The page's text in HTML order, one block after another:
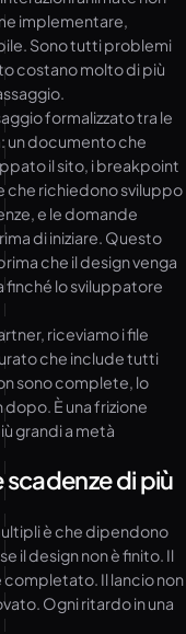
implementare,
Sono tutti problemi
costano molto di più
formalizzato tra le
un documento che
il sito, i breakpoint
che richiedono sviluppo
e le domande
di iniziare. Questo
che il design venga
finché lo sviluppatore
riceviamo i file
che include tutti
sono complete, lo
È una frizione
grandi a metà
di più
è che dipendono
il design non è finito. Il
completato. Il lancio non
Ogni ritardo in una